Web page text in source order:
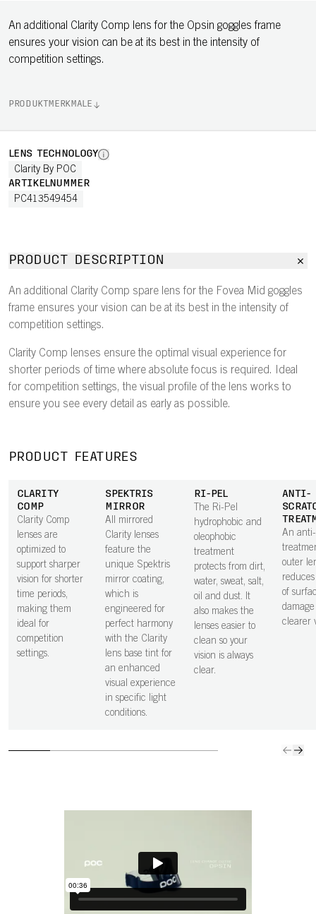
An additional Clarity Comp lens for the Opsin goggles frame
ensures your vision can be at its best in the intensity of
competition settings.
PRODUKTMERKMALE
LENS TECHNOLOGY
Clarity By POC
ARTIKELNUMMER
PC413549454
PRODUCT DESCRIPTION
An additional Clarity Comp spare lens for the Fovea Mid goggles
frame ensures your vision can be at its best in the intensity of
competition settings.
Clarity Comp lenses ensure the optimal visual experience for
shorter periods of time where absolute focus is required. Ideal
for competition settings, the visual profile of the lens works to
ensure you see every detail as early as possible.
PRODUCT FEATURES
CLARITY
COMP
Clarity Comp
lenses are
optimized to
support sharper
vision for shorter
time periods,
making them
ideal for
competition
settings.
SPEKTRIS
MIRROR
All mirrored
Clarity lenses
feature the
unique Spektris
mirror coating,
which is
engineered for
perfect harmony
with the Clarity
lens base tint for
an enhanced
visual experience
in specific light
conditions.
RI-PEL
The Ri-Pel
hydrophobic and
oleophobic
treatment
protects from dirt,
water, sweat, salt,
oil and dust. It
also makes the
lenses easier to
clean so your
vision is always
clear.
ANTI-
An
outer
of
clearer